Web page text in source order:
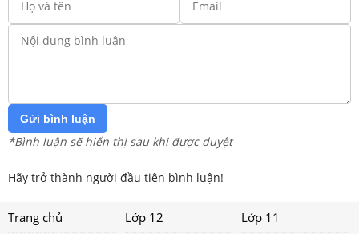
Gửi bình luận
*Bình luận sẽ hiển thị sau khi được duyệt
Hãy trở thành người đầu tiên bình luận!
Trang chủ Lớp 12
Lớp 11